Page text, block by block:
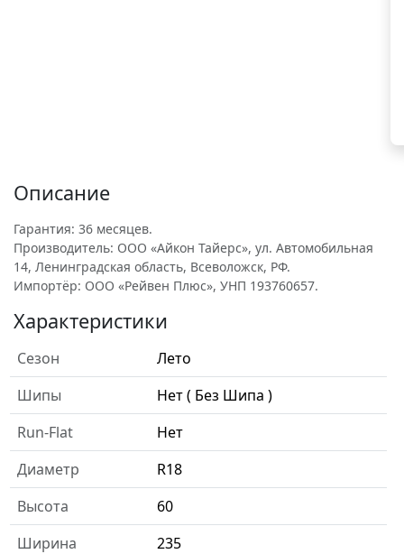
Описание
Гарантия: 36 месяцев.
Производитель: ООО «Айкон Тайерс», ул. Автомобильная
14, Ленинградская область, Всеволожск, РФ.
Импортёр: ООО «Рейвен Плюс», УНП 193760657.
Характеристики
Сезон
Лето
Шипы
Нет ( Без Шипа )
Run-Flat
Нет
Диаметр
R18
Высота
60
Ширина
235